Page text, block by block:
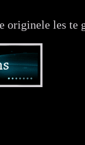
originele les te